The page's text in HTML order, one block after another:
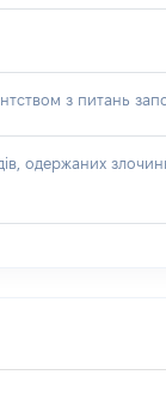
з питань
одержаних